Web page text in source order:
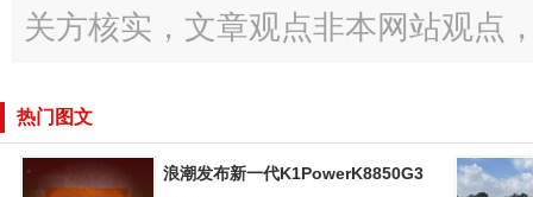
关方核实，文章观点非本网站观点
热门图文
浪潮发布新一代K1PowerK8850G3